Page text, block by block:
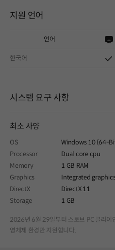
지원 언어
언어
한국어
시스템 요구 사항
최소 사양
OS
Windows 10 (64-
Processor
Dual core cpu
Memory
1 GB RAM
Graphics
Integrated
DirectX
DirectX 11
Storage
1 GB
2026년 6월 29일부터 스토브 PC 클라
영체제 환경만 지원합니다.